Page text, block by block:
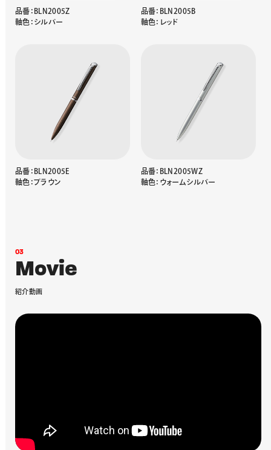
品番：BLN2005Z
軸色：シルバー
品番：BLN2005B
軸色：レッド
品番：BLN2005E
軸色：ブラウン
品番：BLN2005WZ
軸色：ウォームシルバー
03
Movie
紹介動画